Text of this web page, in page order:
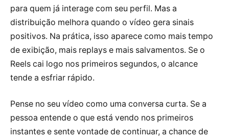
para quem já interage com seu perfil. Mas a
distribuição melhora quando o vídeo gera sinais
positivos. Na prática, isso aparece como mais tempo
de exibição, mais replays e mais salvamentos. Se o
Reels cai logo nos primeiros segundos, o alcance
tende a esfriar rápido.
Pense no seu vídeo como uma conversa curta. Se a
pessoa entende o que está vendo nos primeiros
instantes e sente vontade de continuar, a chance de